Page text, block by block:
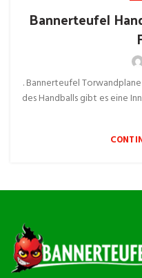
Bannerteufel
. Bannerteufel
des Handballs gibt es eine